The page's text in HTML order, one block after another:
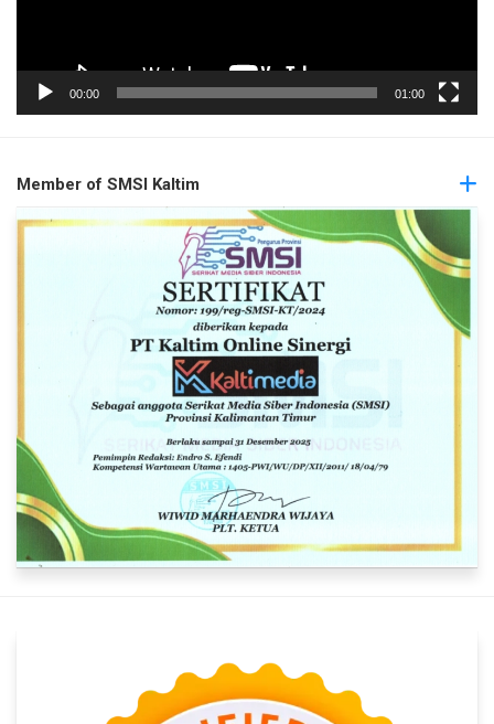
00:00 01:00
Member of SMSI Kaltim